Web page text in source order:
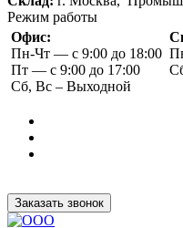
Режим работы
Офис:
Пн-Чт — с 9:00 до 18:00
Пт — с 9:00 до 17:00
Сб, Вс – Выходной
Заказать звонок